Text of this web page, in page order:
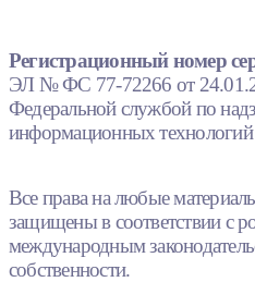
Регистрационный номер
ЭЛ № ФС 77-72266 от
Федеральной службой по
информационных
Все права на любые
защищены в соответствии с
международным
собственности.